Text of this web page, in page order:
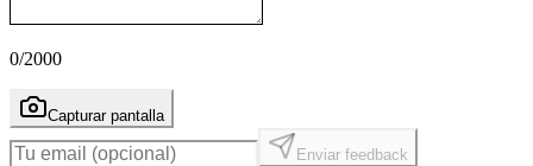
0/2000
Capturar pantalla
Enviar feedback